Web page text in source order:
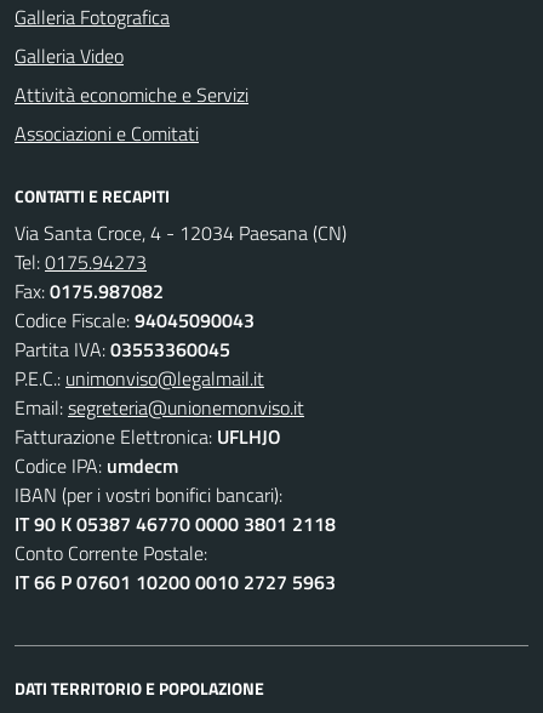
Galleria Fotografica
Galleria Video
Attività economiche e Servizi
Associazioni e Comitati
CONTATTI E RECAPITI
Via Santa Croce, 4 - 12034 Paesana (CN)
Tel:0175.94273
Fax:0175.987082
Codice Fiscale:94045090043
Partita IVA:03553360045
P.E.C.: unimonviso@legalmail.it
Email:segreteria@unionemonviso.it
Fatturazione Elettronica: UFLHJO
Codice IPA: umdecm
IBAN (per i vostri bonifici bancari):
IT 90 K 05387 46770 0000 3801 2118
Conto Corrente Postale:
IT 66 P 07601 10200 0010 2727 5963
DATI TERRITORIO E POPOLAZIONE